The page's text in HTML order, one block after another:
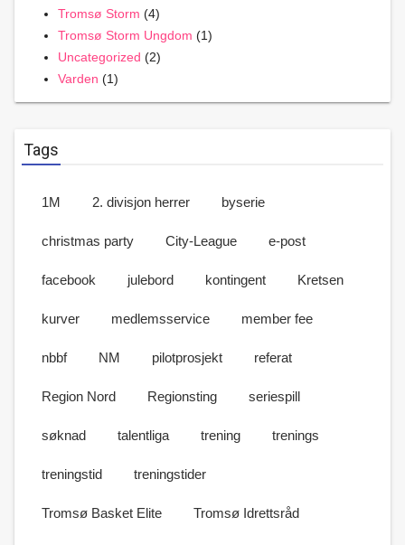
Tromsø Storm (4)
Tromsø Storm Ungdom (1)
Uncategorized (2)
Varden (1)
Tags
1M 2. divisjon herrer byserie
christmas party City-League e-post
facebook julebord kontingent Kretsen
kurver medlemsservice member fee
nbbf NM pilotprosjekt referat
Region Nord Regionsting seriespill
søknad talentliga trening trenings
treningstid treningstider
Tromsø Basket Elite Tromsø Idrettsråd